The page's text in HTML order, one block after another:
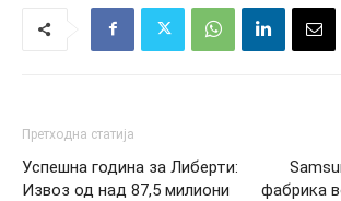
Претходна статија
Успешна година за Либерти:
Извоз од над 87,5 милиони
фабрика